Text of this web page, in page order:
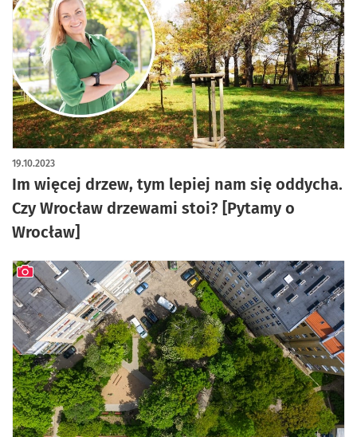
Im więcej drzew, tym lepiej nam się oddycha.
Czy Wrocław drzewami stoi? [Pytamy o
Wrocław]
19.10.2023